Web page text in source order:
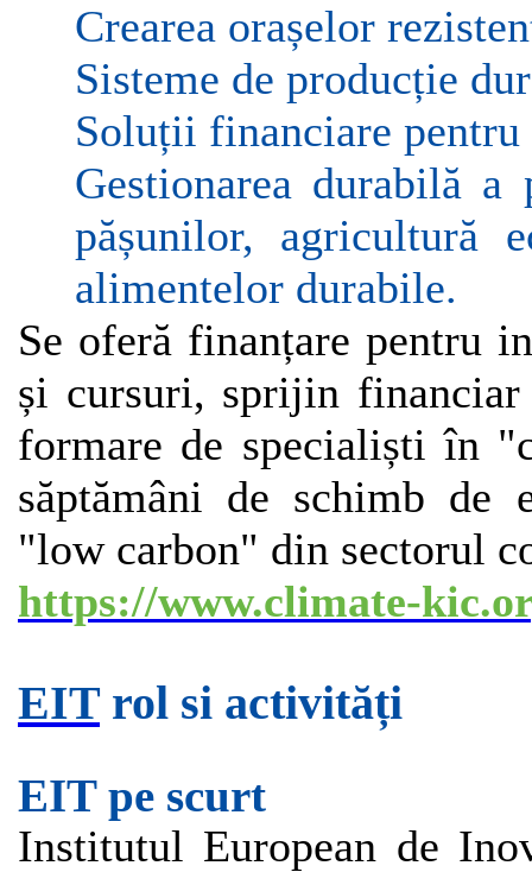
Crearea orașelor
Sisteme de producție
Soluții financiare
Gestionarea durabilă
pășunilor, agricultură
alimentelor durabile.
Se oferă finanțare pentru
și cursuri, sprijin financiar
formare de specialiști în
săptămâni de schimb de
"low carbon" din sectorul
https://www.climate-
EIT rol si activități
EIT pe scurt
Institutul European de